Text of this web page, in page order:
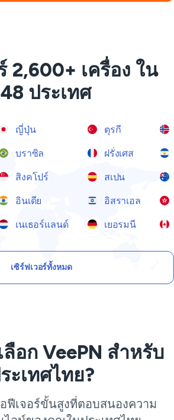
2,600+ เครื่อง ใน
ประเทศ
ญี่ปุ่น ตุรกี
บราซิล ฝรั่งเศส
สิงคโปร์ สเปน
อินเดีย อิสราเอล
เนเธอร์แลนด์ เยอรมนี
เซิร์ฟเวอร์ทั้งหมด
อก VeePN สำหรับ
ะเทศไทย?
ฟีเจอร์ขั้นสูงที่ตอบสนองความ